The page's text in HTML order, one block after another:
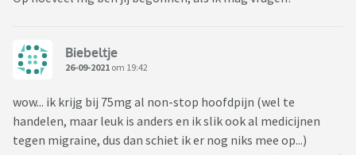
Biebeltje
26-09-2021 om 19:42
wow... ik krijg bij 75mg al non-stop hoofdpijn (wel te
handelen, maar leuk is anders en ik slik ook al medicijnen
tegen migraine, dus dan schiet ik er nog niks mee op...)